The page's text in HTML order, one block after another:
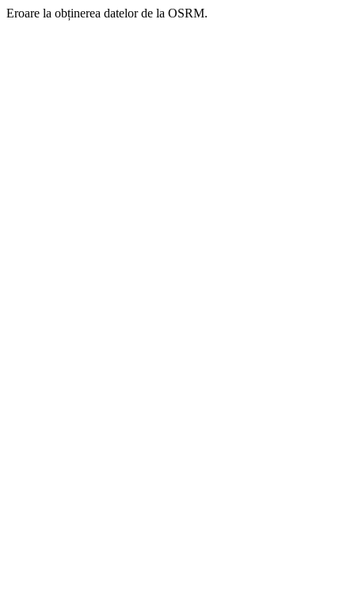
Eroare la obținerea datelor de la OSRM.